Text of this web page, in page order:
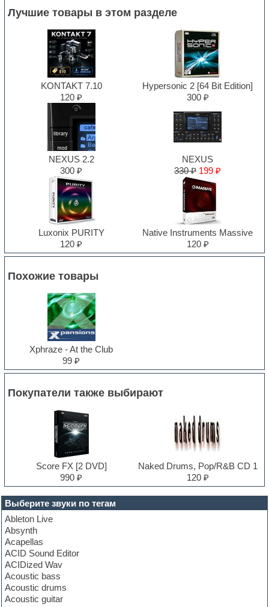
Выберите звуки по тегам
Ableton Live
Absynth
Acapellas
ACID Sound Editor
ACIDized Wav
Acoustic bass
Acoustic drums
Acoustic guitar
Лучшие товары в этом разделе
KONTAKT 7.10
120 ₽
Hypersonic 2 [64 Bit Edition]
300 ₽
NEXUS 2.2
300 ₽
NEXUS
330 ₽ 199 ₽
Luxonix PURITY
120 ₽
Native Instruments Massive
120 ₽
Похожие товары
Xphraze - At the Club
99 ₽
Покупатели также выбирают
Score FX [2 DVD]
990 ₽
Naked Drums, Pop/R&B CD 1
120 ₽